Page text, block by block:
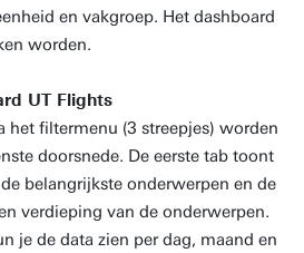
en vakgroep. Het dashboard
worden.
UT Flights
het filtermenu (3 streepjes) worden
doorsnede. De eerste tab toont
belangrijkste onderwerpen en de
verdieping van de onderwerpen.
je de data zien per dag, maand en